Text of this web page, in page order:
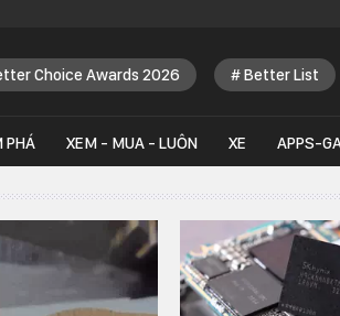
Choice Awards 2026 Better List
PHÁ XEM - MUA - LUÔN XE APPS-